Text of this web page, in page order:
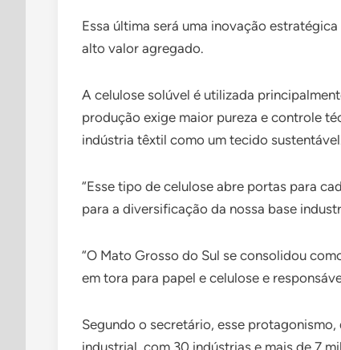
Essa última será uma inovação
alto valor agregado.
A celulose solúvel é utilizada
produção exige maior pureza e controle
indústria têxtil como um tecido
“Esse tipo de celulose abre portas para
para a diversificação da nossa base
“O Mato Grosso do Sul se consolidou
em tora para papel e celulose e
Segundo o secretário, esse
industrial, com 30 indústrias e mais de 7